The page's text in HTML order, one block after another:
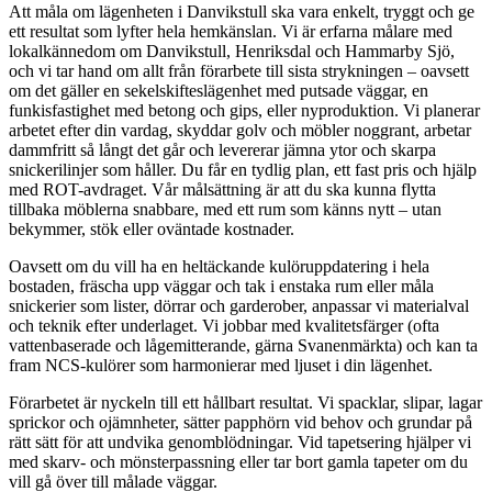
Att måla om lägenheten i Danvikstull ska vara enkelt, tryggt och ge
ett resultat som lyfter hela hemkänslan. Vi är erfarna målare med
lokalkännedom om Danvikstull, Henriksdal och Hammarby Sjö,
och vi tar hand om allt från förarbete till sista strykningen – oavsett
om det gäller en sekelskifteslägenhet med putsade väggar, en
funkisfastighet med betong och gips, eller nyproduktion. Vi planerar
arbetet efter din vardag, skyddar golv och möbler noggrant, arbetar
dammfritt så långt det går och levererar jämna ytor och skarpa
snickerilinjer som håller. Du får en tydlig plan, ett fast pris och hjälp
med ROT-avdraget. Vår målsättning är att du ska kunna flytta
tillbaka möblerna snabbare, med ett rum som känns nytt – utan
bekymmer, stök eller oväntade kostnader.
Oavsett om du vill ha en heltäckande kulöruppdatering i hela
bostaden, fräscha upp väggar och tak i enstaka rum eller måla
snickerier som lister, dörrar och garderober, anpassar vi materialval
och teknik efter underlaget. Vi jobbar med kvalitetsfärger (ofta
vattenbaserade och lågemitterande, gärna Svanenmärkta) och kan ta
fram NCS-kulörer som harmonierar med ljuset i din lägenhet.
Förarbetet är nyckeln till ett hållbart resultat. Vi spacklar, slipar, lagar
sprickor och ojämnheter, sätter papphörn vid behov och grundar på
rätt sätt för att undvika genomblödningar. Vid tapetsering hjälper vi
med skarv- och mönsterpassning eller tar bort gamla tapeter om du
vill gå över till målade väggar.